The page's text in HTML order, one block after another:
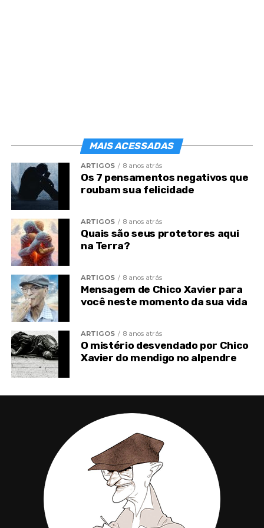
De acordo com Ildo Rosa, o pensamento deve ser
com o que eles estão se sintonizando.
Marcas do passado
espírito
é sempre o incurso no processo de
evolução, trazendo as marcas do passado que se
manifestam como enfermidades ou processos
outros degenerativos de que necessita para
MAIS ACESSADAS
ARTIGOS 8 anos atrás
Os 7 pensamentos negativos que
roubam sua felicidade
ARTIGOS 8 anos atrás
Quais são seus protetores aqui
na Terra?
ARTIGOS 8 anos atrás
Mensagem de Chico Xavier para
você neste momento da sua vida
ARTIGOS 8 anos atrás
O mistério desvendado por Chico
Xavier do mendigo no alpendre